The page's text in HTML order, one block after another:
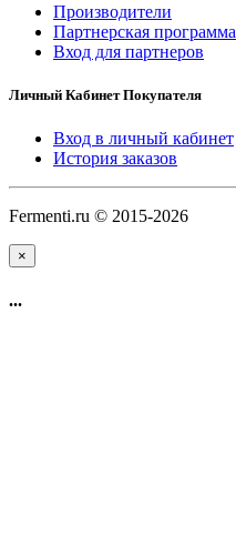
Производители
Партнерская программа
Вход для партнеров
Личный Кабинет Покупателя
Вход в личный кабинет
История заказов
Fermenti.ru © 2015-2026
×
...